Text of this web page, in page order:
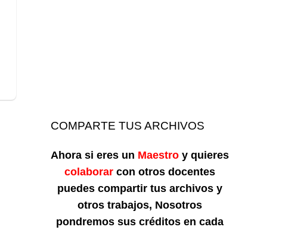
COMPARTE TUS ARCHIVOS
Ahora si eres un Maestro y quieres
colaborar con otros docentes
puedes compartir tus archivos y
otros trabajos, Nosotros
pondremos sus créditos en cada